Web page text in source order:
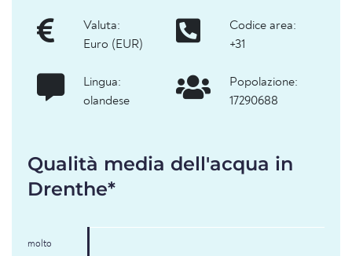
Valuta:
Euro (EUR)
Codice area:
+31
Lingua:
olandese
Popolazione:
17290688
Qualità media dell'acqua in
Drenthe*
molto